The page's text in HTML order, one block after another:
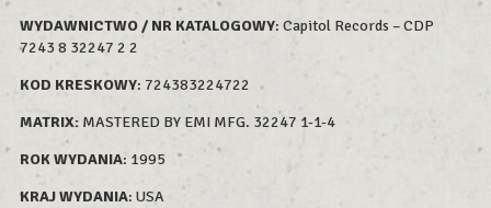
WYDAWNICTWO / NR KATALOGOWY: Capitol Records – CDP
7243 8 32247 2 2
KOD KRESKOWY: 724383224722
MATRIX: MASTERED BY EMI MFG. 32247 1-1-4
ROK WYDANIA: 1995
KRAJ WYDANIA: USA